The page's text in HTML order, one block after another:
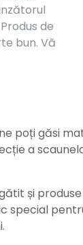
de
bun. Vă
poți găsi
a
și
special